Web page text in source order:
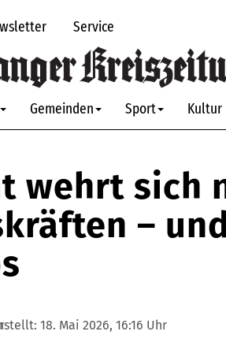
Service
Gemeinden Sport Kultur
wehrt sich
–
18. Mai 2026, 16:16 Uhr